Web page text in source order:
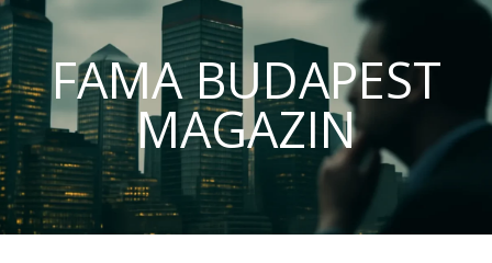
FAMA BUDAPEST
MAGAZIN